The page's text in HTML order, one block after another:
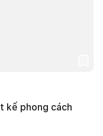
kế phong cách